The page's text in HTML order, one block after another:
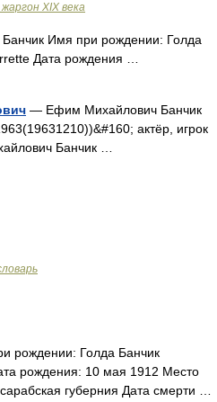
XIX века
Имя при рождении: Голда
Дата рождения …
— Ефим Михайлович Банчик
актёр, игрок
Банчик …
рождении: Голда Банчик
рождения: 10 мая 1912 Место
губерния Дата смерти …